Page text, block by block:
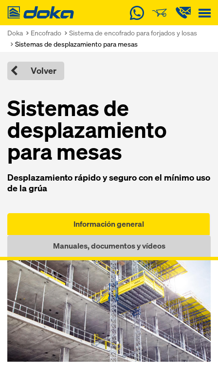
Doka
Doka Encofrado
Sistema de encofrado para forjados y losas
Sistemas de desplazamiento para mesas
Volver
Sistemas de
desplazamiento
para mesas
Desplazamiento rápido y seguro con el mínimo uso
de la grúa
Información general
Manuales, documentos y vídeos